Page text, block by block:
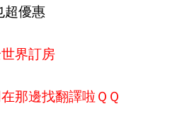
超優惠
界訂房
那邊找翻譯啦ＱＱ